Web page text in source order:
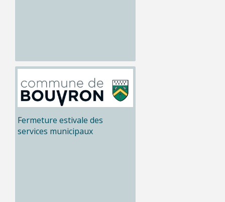
Fermeture estivale des
services municipaux